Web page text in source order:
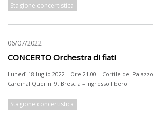
Stagione concertistica
06/07/2022
CONCERTO Orchestra di fiati
Lunedì 18 luglio 2022 – Ore 21.00 – Cortile del
Cardinal Querini 9, Brescia – Ingresso libero
Stagione concertistica